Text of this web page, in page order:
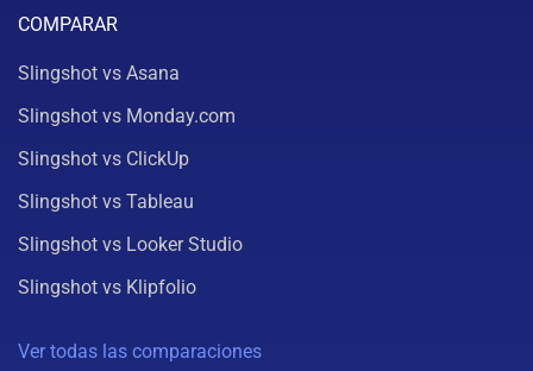
COMPARAR
Slingshot vs Asana
Slingshot vs Monday.com
Slingshot vs ClickUp
Slingshot vs Tableau
Slingshot vs Looker Studio
Slingshot vs Klipfolio
Ver todas las comparaciones